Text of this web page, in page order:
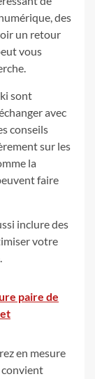
des
un retour
vous
sont
avec
conseils
sur les
la
faire
inclure des
votre
paire de
en mesure
convient